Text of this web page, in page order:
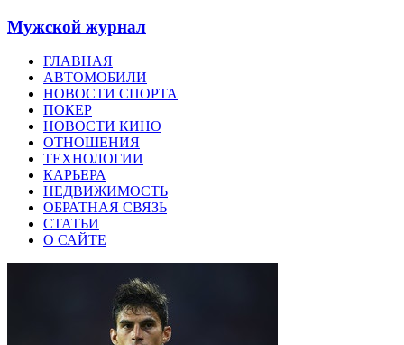
Мужской журнал
ГЛАВНАЯ
АВТОМОБИЛИ
НОВОСТИ СПОРТА
ПОКЕР
НОВОСТИ КИНО
ОТНОШЕНИЯ
ТЕХНОЛОГИИ
КАРЬЕРА
НЕДВИЖИМОСТЬ
ОБРАТНАЯ СВЯЗЬ
СТАТЬИ
О САЙТЕ